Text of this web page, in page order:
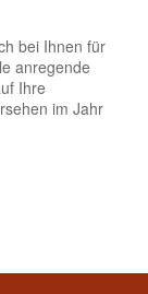
bei Ihnen für
anregende
Ihre
im Jahr